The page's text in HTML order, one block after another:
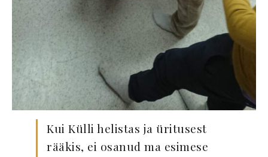
Kui Külli helistas ja üritusest
rääkis, ei osanud ma esimese